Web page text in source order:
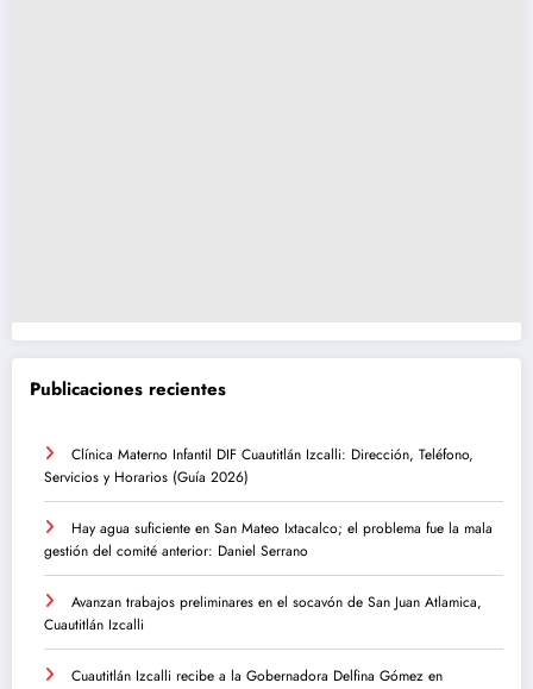
Publicaciones recientes
Clínica Materno Infantil DIF Cuautitlán Izcalli: Dirección, Teléfono,
Servicios y Horarios (Guía 2026)
Hay agua suficiente en San Mateo Ixtacalco; el problema fue la mala
gestión del comité anterior: Daniel Serrano
Avanzan trabajos preliminares en el socavón de San Juan Atlamica,
Cuautitlán Izcalli
Cuautitlán Izcalli recibe a la Gobernadora Delfina Gómez en